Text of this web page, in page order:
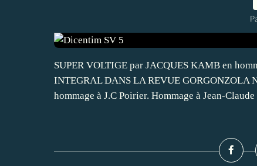
SUPER VOLTIGE par JACQUES KAMB en
INTEGRAL DANS LA REVUE GORGONZOLA
hommage à J.C Poirier. Hommage à Jean-